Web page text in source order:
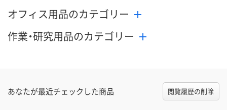
オフィス用品のカテゴリー
作業・研究用品のカテゴリー
あなたが最近チェックした商品 閲覧履歴の削除